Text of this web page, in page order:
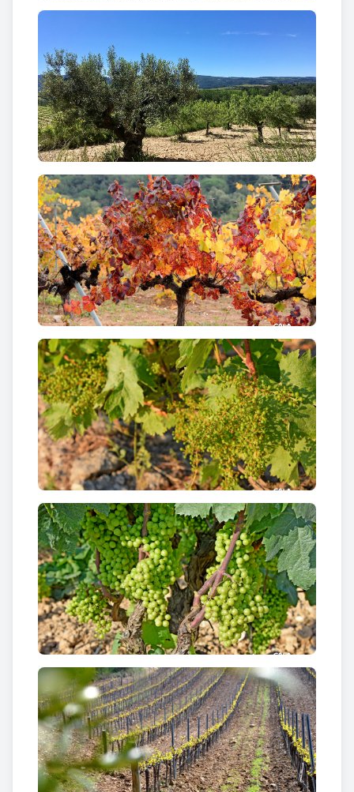
Entre els masos més significatius mereixen una cita
especial, cal Raimundet, un edifici ja datat al segle
XIV, ca l’Esteve de la Riera documentat al segle XVI,
la Casa Vella de Can Serra (o d’Espiells) o la masia
Can Canyadell, seu de les caves Castell d’Age.